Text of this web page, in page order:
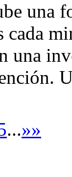
una
cada
una
...»»